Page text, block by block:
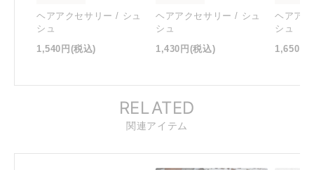
ヘアアクセサリー / シュ
シュ
1,540円 (税込)
ヘアアクセサリー / シュ
シュ
1,430円 (税込)
ヘアア
シュ
1,650円
RELATED
関連アイテム